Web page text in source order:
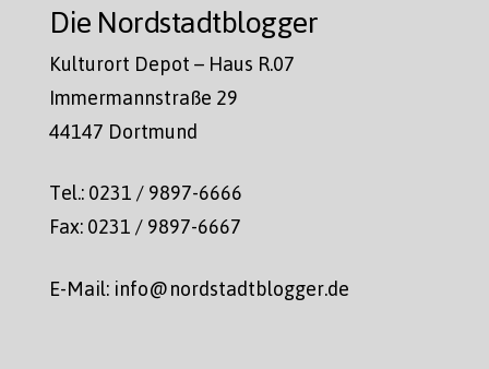
Die Nordstadtblogger
Kulturort Depot – Haus R.07
Immermannstraße 29
44147 Dortmund
Tel.: 0231 / 9897-6666
Fax: 0231 / 9897-6667
E-Mail: info@nordstadtblogger.de